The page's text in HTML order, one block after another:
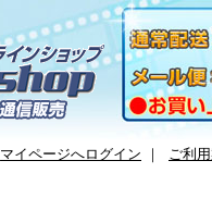
マイページへログイン ｜ ご利